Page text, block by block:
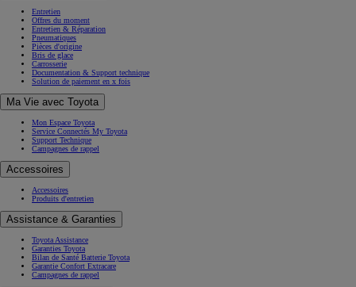
Entretien
Offres du moment
Entretien & Réparation
Pneumatiques
Pièces d'origine
Bris de glace
Carrosserie
Documentation & Support technique
Solution de paiement en x fois
Ma Vie avec Toyota
Mon Espace Toyota
Service Connectés My Toyota
Support Technique
Campagnes de rappel
Accessoires
Accessoires
Produits d'entretien
Assistance & Garanties
Toyota Assistance
Garanties Toyota
Bilan de Santé Batterie Toyota
Garantie Confort Extracare
Campagnes de rappel